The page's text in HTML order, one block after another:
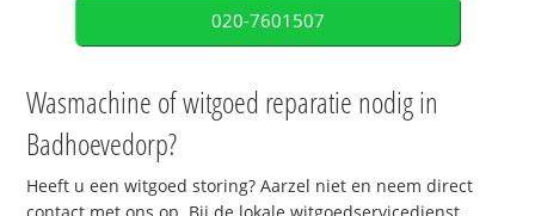
020-7601507
Wasmachine of witgoed reparatie nodig in
Badhoevedorp?
Heeft u een witgoed storing? Aarzel niet en neem direct
contact met ons op. Bij de lokale witgoedservicedienst